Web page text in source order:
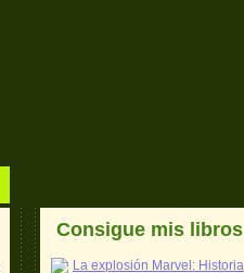
Consigue mis libros